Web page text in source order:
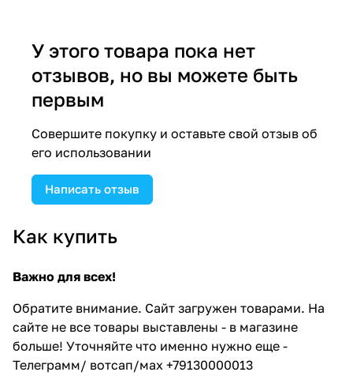
У этого товара пока нет
отзывов, но вы можете быть
первым
Совершите покупку и оставьте свой отзыв об
его использовании
Написать отзыв
Как купить
Важно для всех!
Обратите внимание. Сайт загружен товарами. На
сайте не все товары выставлены - в магазине
больше! Уточняйте что именно нужно еще -
Телеграмм/ вотсап/мах +79130000013